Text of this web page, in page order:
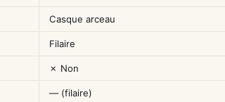
Casque arceau
Filaire
✗ Non
— (filaire)